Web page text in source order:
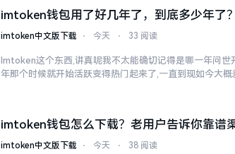
imtoken钱包用了好几年了，到底多少年了？
imtoken中文版下载 ⋅ 今天 ⋅ 33 阅读
Imtoken这个东西,讲真呢我不太能确切记得是哪一年问
年那个时候就开始活跃变得热门起来了,一直到现如今大概
imtoken钱包怎么下载？老用户告诉你靠谱
imtoken中文版下载 ⋅ 今天 ⋅ 38 阅读